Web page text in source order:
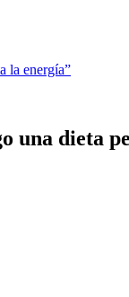
la energía”
una dieta